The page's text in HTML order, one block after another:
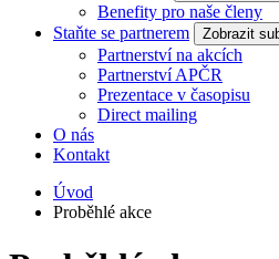
Benefity pro naše členy
Staňte se partnerem
Zobrazit
Partnerství na akcích
Partnerství APČR
Prezentace v časopisu
Direct mailing
O nás
Kontakt
Úvod
Proběhlé akce